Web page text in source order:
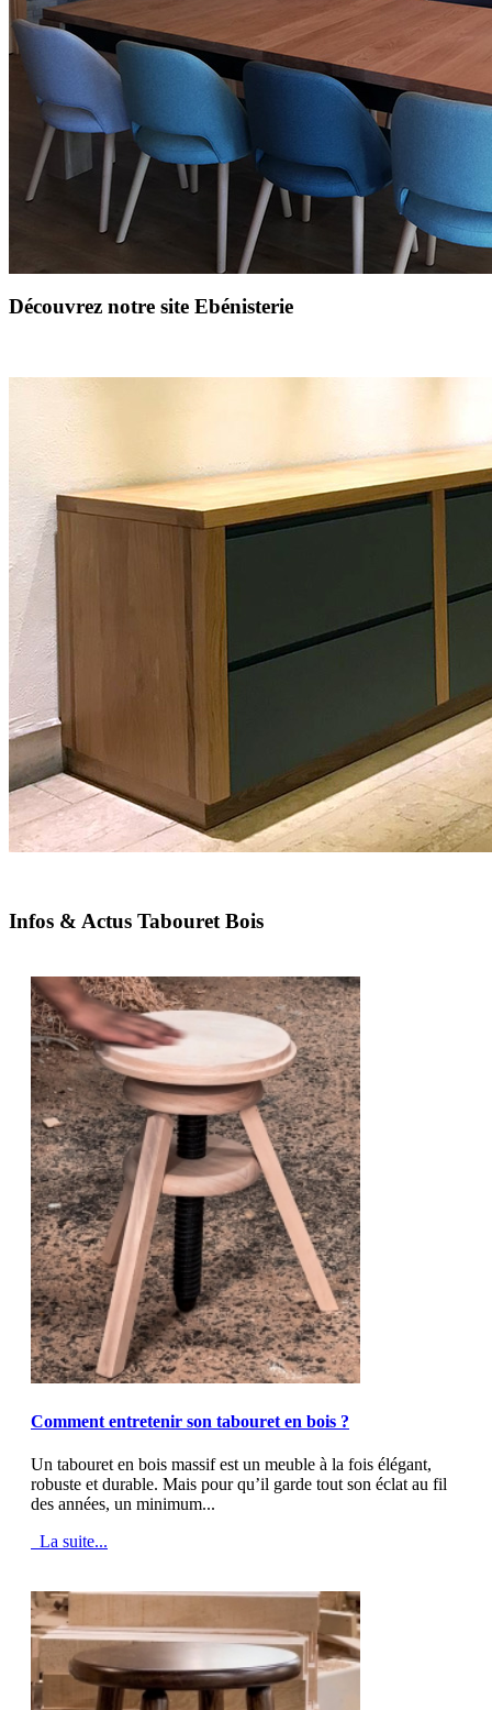
Découvrez notre site Ebénisterie
Infos & Actus Tabouret Bois
Comment entretenir son tabouret en bois ?
Un tabouret en bois massif est un meuble à la fois élégant,
robuste et durable. Mais pour qu’il garde tout son éclat au fil
des années, un minimum...
La suite...